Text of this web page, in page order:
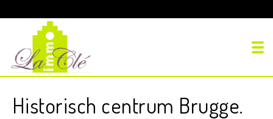
Historisch centrum Brugge.